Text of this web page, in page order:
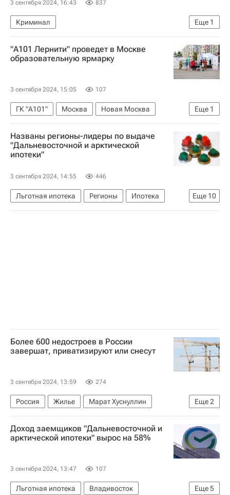
3 сентября 2024, 16:43 837
Еще 1
Криминал
Главное военное следственное управление
"А101 Лернити" проведет в Москве
образовательную ярмарку
3 сентября 2024, 15:05 107
Еще 1
ГК "А101" Москва
Новая Москва
Девелоперы
Названы регионы-лидеры по выдаче
"Дальневосточной и арктической
ипотеки"
3 сентября 2024, 14:55 446
Еще 10
Льготная ипотека Регионы
Ипотека
Приморский край
Россия
Более 600 недостроев в России
завершат, приватизируют или снесут
3 сентября 2024, 13:59 274
Еще2
Россия Жилье
Марат Хуснуллин
Строительство
Долгострой
Доход заемщиков "Дальневосточной и
арктической ипотеки" вырос на 58%
3 сентября 2024, 13:47 107
Еще5
Льготная ипотека
Владивосток